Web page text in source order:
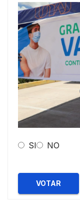
SI NO
VOTAR